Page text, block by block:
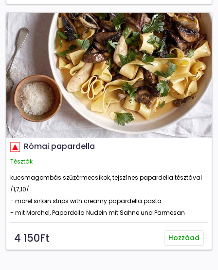
Római papardella
Tészták
kucsmagombás szűzérmecsíkok, tejszínes papardella tésztával
/1,7,10/
- morel sirloin strips with creamy papardella pasta
- mit Morchel, Papardella Nudeln mit Sahne und Parmesan
4 150Ft Hozzáad